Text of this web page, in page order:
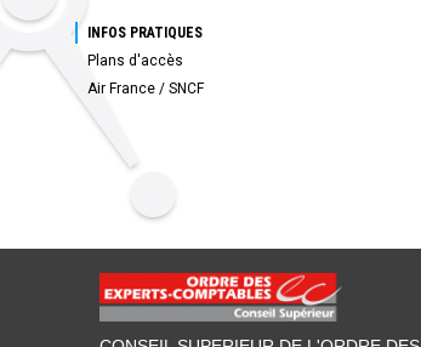
INFOS PRATIQUES
Plans d'accès
Air France / SNCF